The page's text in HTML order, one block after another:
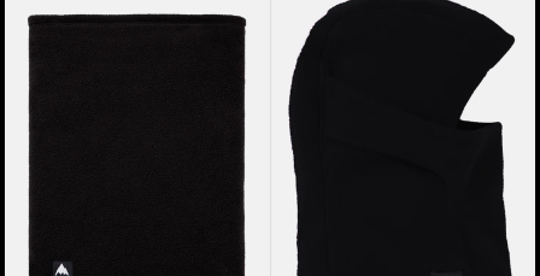
Ember
Ember
Fleece-
Sturmhaube
Face
Mask